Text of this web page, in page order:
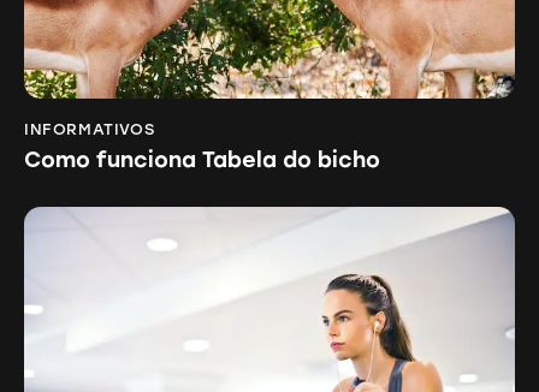
INFORMATIVOS
Como funciona Tabela do bicho